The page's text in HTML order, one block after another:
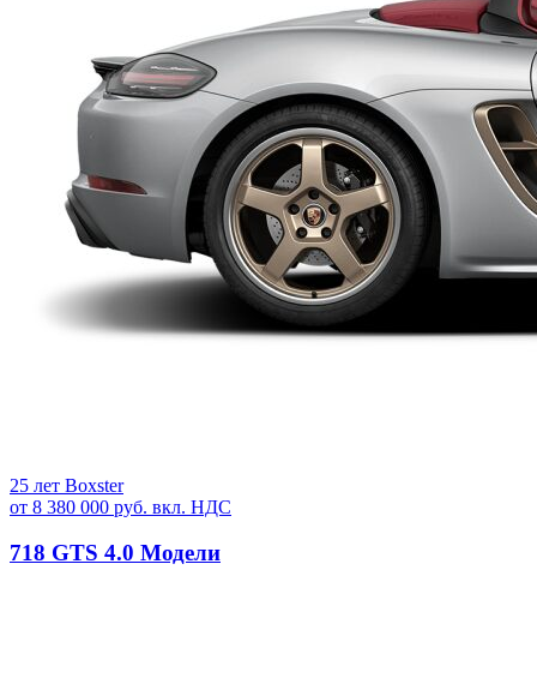
25 лет Boxster
от 8 380 000 руб. вкл. НДС
718 GTS 4.0 Модели